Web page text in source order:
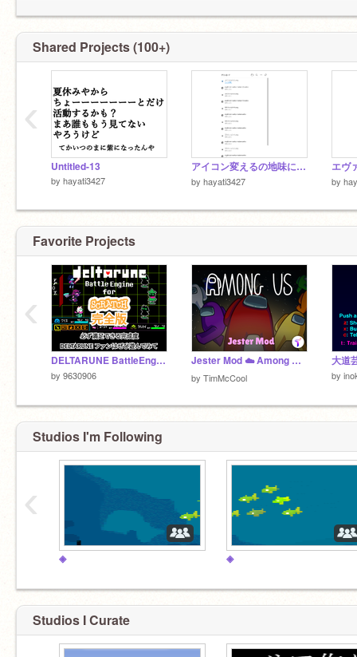
入賞できんくて.....今回はみんな強者すぎた
この人小学6年と思えんほどアニメーション上
手い天才 @tarabaganimen
Shared Projects (100+)
Untitled-13
by hayati3427
アイコン変えるの地味にムズイ
by hayati3427
エヴ
by
‹
Favorite Projects
DELTARUNE BattleEngine / デルタルーン バトルエンジン 完全版
by 9630906
Jester Mod ☁️ Among Us Scratch v0.32 (online)
by TimMcCool by
‹
Studios I'm Following
◈ ◈
‹
Studios I Curate